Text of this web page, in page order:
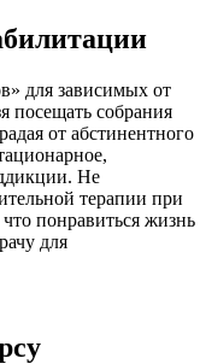
для зависимых от
посещать собрания
от абстинентного
Не
терапии при
понравиться жизнь
для